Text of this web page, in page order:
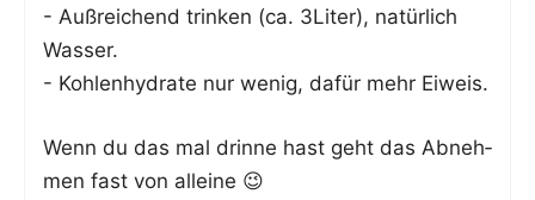
- Auß­rei­chend trin­ken (ca. 3Liter), natür­lich
Wasser.
- Koh­len­hy­dra­te nur wenig, dafür mehr Eiweis.
Wenn du das mal drin­ne hast geht das Abneh­
men fast von alleine 😉